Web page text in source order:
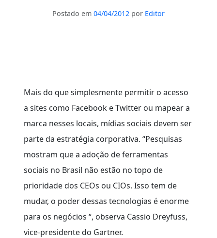
Postado em 04/04/2012 por Editor
Mais do que simplesmente permitir o acesso
a sites como Facebook e Twitter ou mapear a
marca nesses locais, mídias sociais devem ser
parte da estratégia corporativa. “Pesquisas
mostram que a adoção de ferramentas
sociais no Brasil não estão no topo de
prioridade dos CEOs ou CIOs. Isso tem de
mudar, o poder dessas tecnologias é enorme
para os negócios “, observa Cassio Dreyfuss,
vice-presidente do Gartner.